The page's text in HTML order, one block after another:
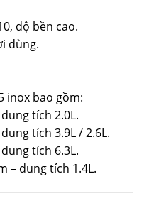
độ bền cao.
dùng.
inox bao gồm:
tích 2.0L.
tích 3.9L / 2.6L.
tích 6.3L.
– dung tích 1.4L.